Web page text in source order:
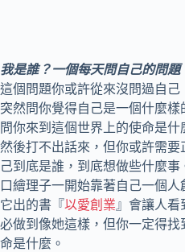
我是誰？一個每天問自己的問題
這個問題你或許從來沒問過自己
突然問你覺得自己是一個什麼
問你來到這個世界上的使命是
然後打不出話來，但你或許需要
己到底是誰，到底想做些什麼事
口繪理子一開始靠著自己一個人
它出的書『以愛創業 』會讓人
必做到像她這樣，但你一定得
命是什麼。